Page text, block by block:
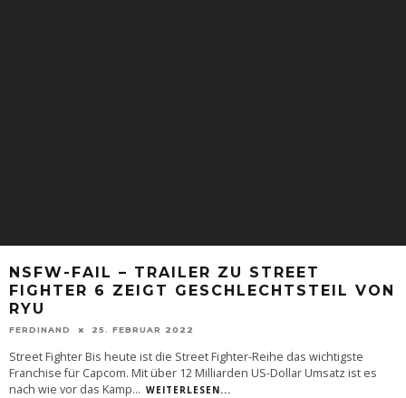
NSFW-FAIL – TRAILER ZU STREET
FIGHTER 6 ZEIGT GESCHLECHTSTEIL VON
RYU
FERDINAND 25. FEBRUAR 2022
Street Fighter Bis heute ist die Street Fighter-Reihe das wichtigste
Franchise für Capcom. Mit über 12 Milliarden US-Dollar Umsatz ist es
nach wie vor das Kamp... WEITERLESEN...